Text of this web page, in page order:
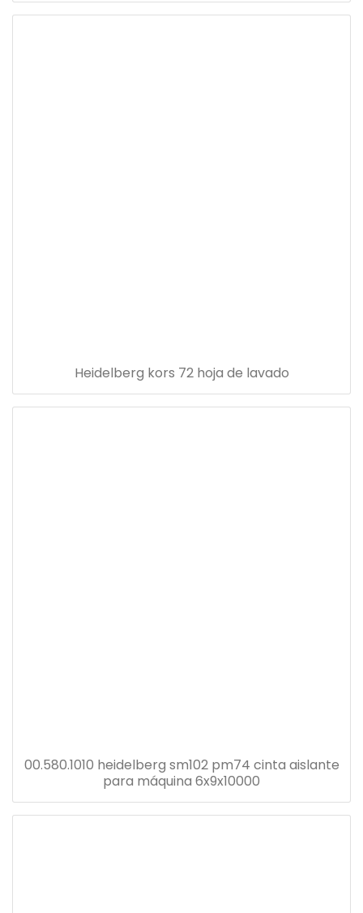
Heidelberg kors 72 hoja de lavado
00.580.1010 heidelberg sm102 pm74 cinta aislante
para máquina 6x9x10000